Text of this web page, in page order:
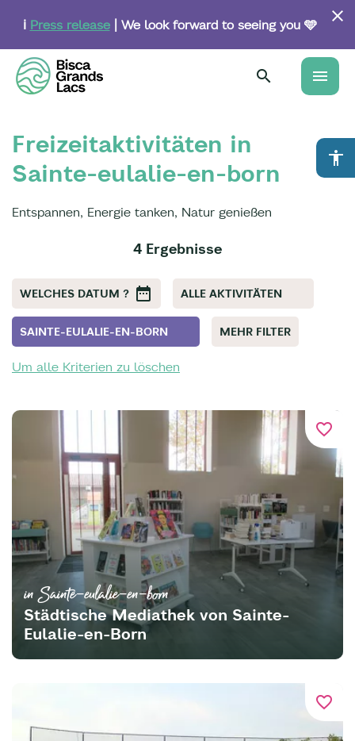
content
ℹ️ Press release| We look forward to seeing you 🩵
menu
accessibility
Freizeitaktivitäten in
Sainte-eulalie-en-born
Entspannen, Energie tanken, Natur genießen
4 Ergebnisse
WELCHES DATUM ? ALLE AKTIVITÄTEN
SAINTE-EULALIE-EN-BORN MEHR FILTER
Um alle Kriterien zu löschen
favorite_border
in Sainte-eulalie-en-born
Städtische Mediathek von Sainte-
Eulalie-en-Born
favorite_border